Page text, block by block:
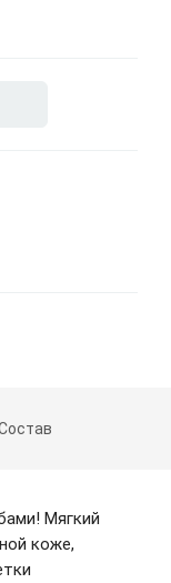
Мягкий
коже,